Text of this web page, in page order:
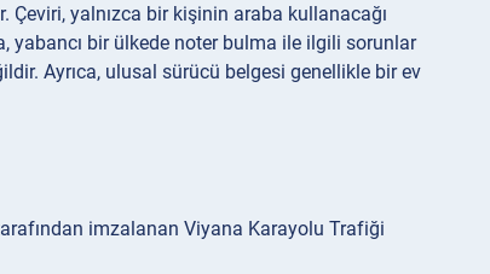
yalnızca bir kişinin araba kullanacağı
yabancı bir ülkede noter bulma ile ilgili sorunlar
Ayrıca, ulusal sürücü belgesi genellikle bir ev
imzalanan Viyana Karayolu Trafiği